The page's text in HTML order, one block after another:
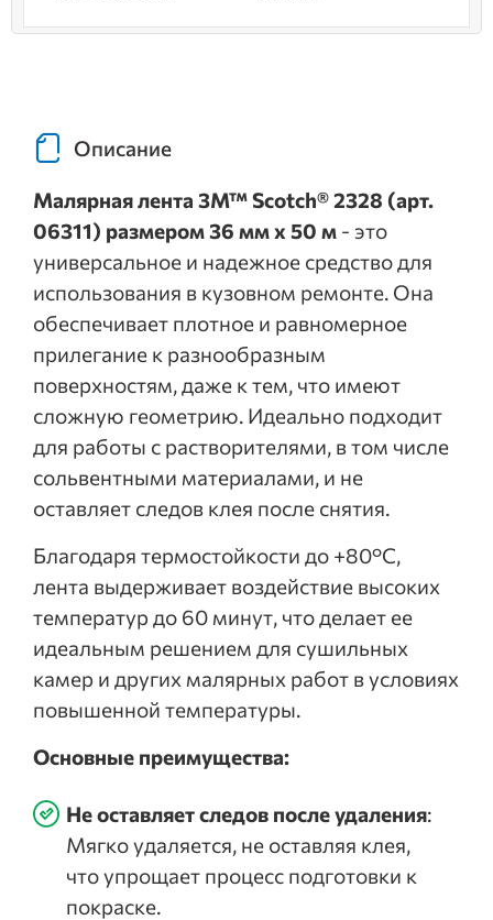
Описание
Малярная лента 3M™ Scotch® 2328 (арт.
06311) размером 36 мм x 50 м - это
универсальное и надежное средство для
использования в кузовном ремонте. Она
обеспечивает плотное и равномерное
прилегание к разнообразным
поверхностям, даже к тем, что имеют
сложную геометрию. Идеально подходит
для работы с растворителями, в том числе
сольвентными материалами, и не
оставляет следов клея после снятия.
Благодаря термостойкости до +80°C,
лента выдерживает воздействие высоких
температур до 60 минут, что делает ее
идеальным решением для сушильных
камер и других малярных работ в условиях
повышенной температуры.
Основные преимущества:
Не оставляет следов после удаления:
Мягко удаляется, не оставляя клея,
что упрощает процесс подготовки к
покраске.